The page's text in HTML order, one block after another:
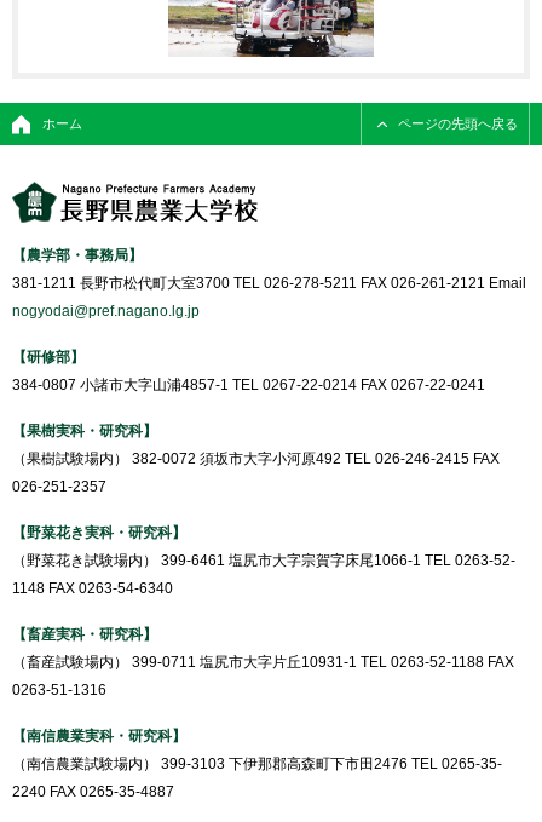
ホーム ページの先頭へ戻る
【農学部・事務局】
381-1211 長野市松代町大室3700 TEL 026-278-5211 FAX 026-261-2121 Email
nogyodai@pref.nagano.lg.jp
【研修部】
384-0807 小諸市大字山浦4857-1 TEL 0267-22-0214 FAX 0267-22-0241
【果樹実科・研究科】
（果樹試験場内） 382-0072 須坂市大字小河原492 TEL 026-246-2415 FAX
026-251-2357
【野菜花き実科・研究科】
（野菜花き試験場内） 399-6461 塩尻市大字宗賀字床尾1066-1 TEL 0263-52-
1148 FAX 0263-54-6340
【畜産実科・研究科】
（畜産試験場内） 399-0711 塩尻市大字片丘10931-1 TEL 0263-52-1188 FAX
0263-51-1316
【南信農業実科・研究科】
（南信農業試験場内） 399-3103 下伊那郡高森町下市田2476 TEL 0265-35-
2240 FAX 0265-35-4887